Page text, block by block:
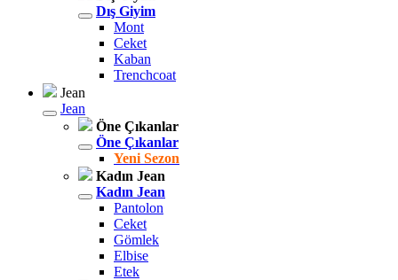
Dış Giyim
Mont
Ceket
Kaban
Trenchcoat
Jean
Jean
Öne Çıkanlar
Öne Çıkanlar
Yeni Sezon
Kadın Jean
Kadın Jean
Pantolon
Ceket
Gömlek
Elbise
Etek